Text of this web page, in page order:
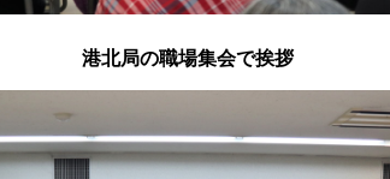
港北局の職場集会で挨拶